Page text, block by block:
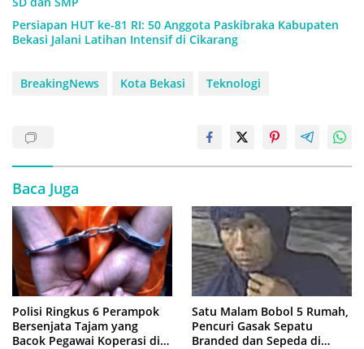
Persiapan HUT ke-81 RI: 50 Anggota Paskibraka Kabupaten
Bekasi Jalani Latihan Intensif di Cikarang
BreakingNews Kota Bekasi Teknologi
Baca Juga
Polisi Ringkus 6 Perampok
Bersenjata Tajam yang
Bacok Pegawai Koperasi di
Satu Malam Bobol 5 Rumah,
Pencuri Gasak Sepatu
Branded dan Sepeda di